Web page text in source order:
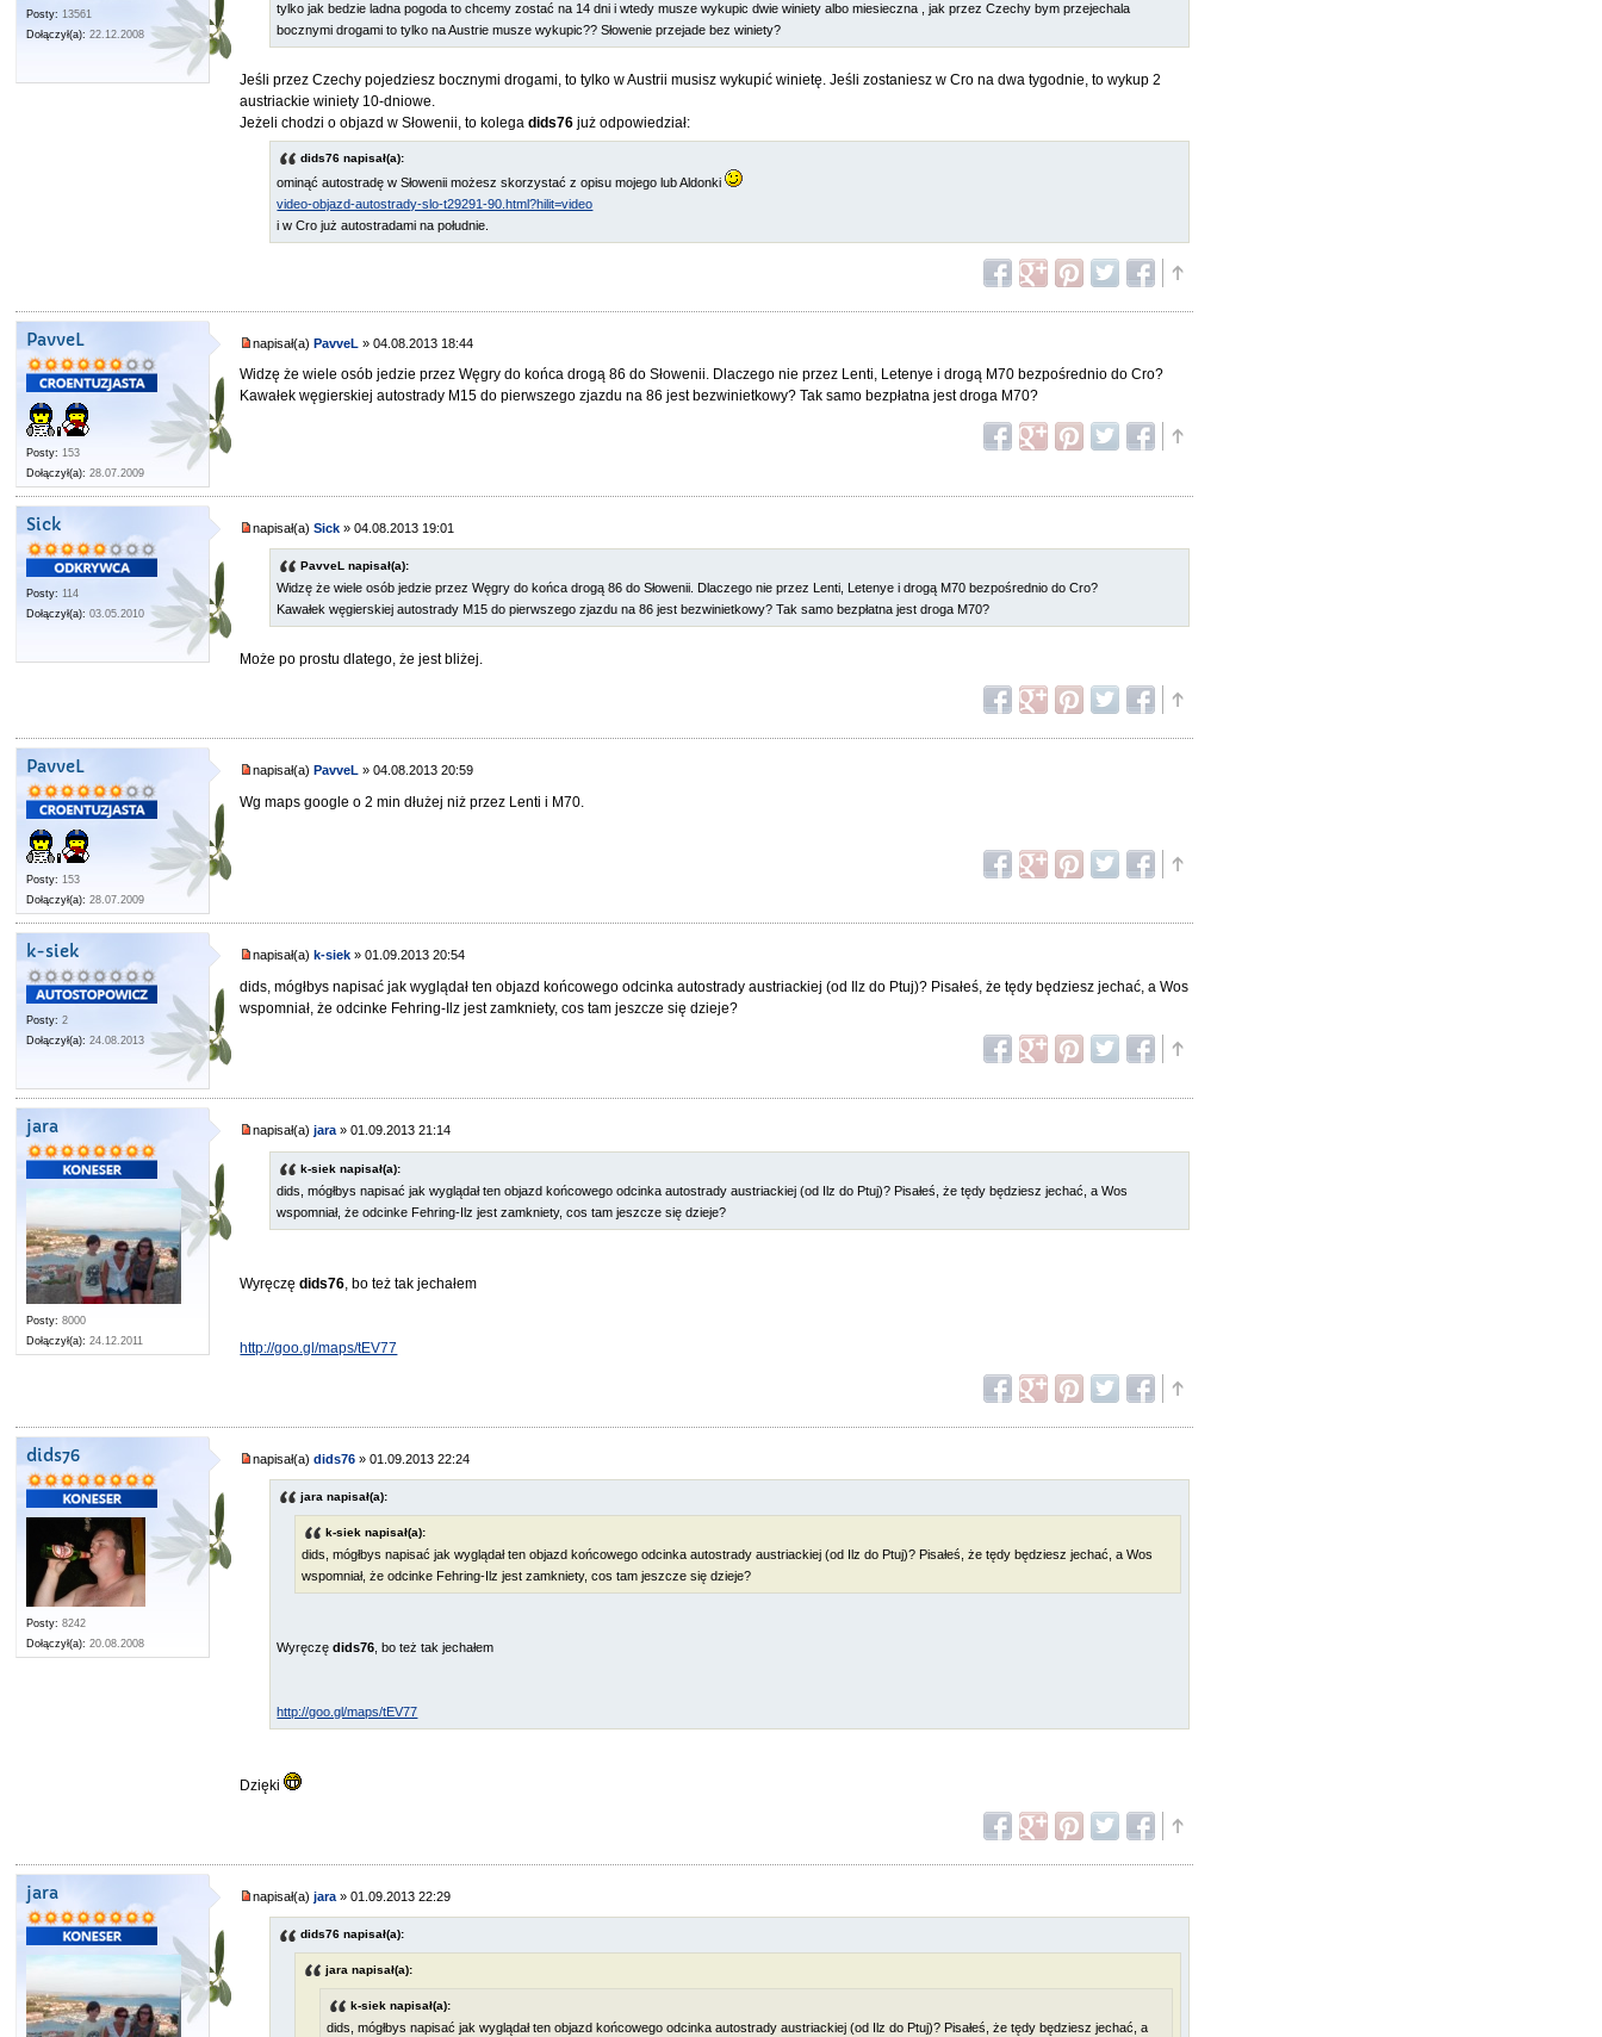
Posty: 13561
Dołączył(a): 22.12.2008
tylko jak bedzie ladna pogoda to chcemy zostać na 14 dni i wtedy musze wykupic dwie winiety albo miesieczna , jak przez Czechy bym przejechala
bocznymi drogami to tylko na Austrie musze wykupic?? Słowenie przejade bez winiety?
Jeśli przez Czechy pojedziesz bocznymi drogami, to tylko w Austrii musisz wykupić winietę. Jeśli zostaniesz w Cro na dwa tygodnie, to wykup 2
austriackie winiety 10-dniowe.
Jeżeli chodzi o objazd w Słowenii, to kolegadids76 już odpowiedział:
dids76 napisał(a):
ominąć autostradę w Słowenii możesz skorzystać z opisu mojego lub Aldonki
video-objazd-autostrady-slo-t29291-90.html?hilit=video
i w Cro już autostradami na południe.
PavveL
Posty: 153
Dołączył(a): 28.07.2009
napisał(a)PavveL » 04.08.2013 18:44
Widzę że wiele osób jedzie przez Węgry do końca drogą 86 do Słowenii. Dlaczego nie przez Lenti, Letenye i drogą M70 bezpośrednio do Cro?
Kawałek węgierskiej autostrady M15 do pierwszego zjazdu na 86 jest bezwinietkowy? Tak samo bezpłatna jest droga M70?
Sick
Posty: 114
Dołączył(a): 03.05.2010
napisał(a)Sick » 04.08.2013 19:01
PavveL napisał(a):
Widzę że wiele osób jedzie przez Węgry do końca drogą 86 do Słowenii. Dlaczego nie przez Lenti, Letenye i drogą M70 bezpośrednio do Cro?
Kawałek węgierskiej autostrady M15 do pierwszego zjazdu na 86 jest bezwinietkowy? Tak samo bezpłatna jest droga M70?
Może po prostu dlatego, że jest bliżej.
PavveL
Posty: 153
Dołączył(a): 28.07.2009
napisał(a)PavveL » 04.08.2013 20:59
Wg maps google o 2 min dłużej niż przez Lenti i M70.
k-siek
Posty: 2
Dołączył(a): 24.08.2013
napisał(a)k-siek » 01.09.2013 20:54
dids, mógłbys napisać jak wyglądał ten objazd końcowego odcinka autostrady austriackiej (od Ilz do Ptuj)? Pisałeś, że tędy będziesz jechać, a Wos
wspomniał, że odcinke Fehring-Ilz jest zamkniety, cos tam jeszcze się dzieje?
jara
Posty: 8000
Dołączył(a): 24.12.2011
napisał(a)jara » 01.09.2013 21:14
k-siek napisał(a):
dids, mógłbys napisać jak wyglądał ten objazd końcowego odcinka autostrady austriackiej (od Ilz do Ptuj)? Pisałeś, że tędy będziesz jechać, a Wos
wspomniał, że odcinke Fehring-Ilz jest zamkniety, cos tam jeszcze się dzieje?
Wyręczędids76 , bo też tak jechałem
http://goo.gl/maps/tEV77
dids76
Posty: 8242
Dołączył(a): 20.08.2008
napisał(a)dids76 » 01.09.2013 22:24
jara napisał(a):
k-siek napisał(a):
dids, mógłbys napisać jak wyglądał ten objazd końcowego odcinka autostrady austriackiej (od Ilz do Ptuj)? Pisałeś, że tędy będziesz jechać, a Wos
wspomniał, że odcinke Fehring-Ilz jest zamkniety, cos tam jeszcze się dzieje?
Wyręczędids76 , bo też tak jechałem
http://goo.gl/maps/tEV77
Dzięki
jara napisał(a)jara » 01.09.2013 22:29
dids76 napisał(a):
jara napisał(a):
k-siek napisał(a):
dids, mógłbys napisać jak wyglądał ten objazd końcowego odcinka autostrady austriackiej (od Ilz do Ptuj)? Pisałeś, że tędy będziesz jechać, a